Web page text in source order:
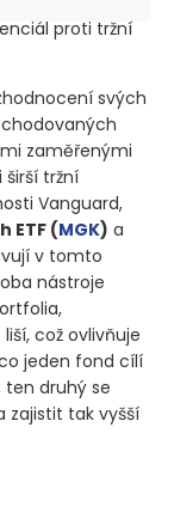
proti tržní
svých
zaměřenými
tržní
Vanguard,
ETF (MGK) a
v tomto
nástroje
což ovlivňuje
jeden fond cílí
druhý se
zajistit tak vyšší